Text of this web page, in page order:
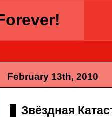
February 13th, 2010
Звёздная